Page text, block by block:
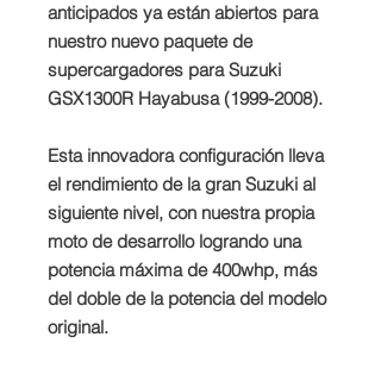
anticipados ya están abiertos para
nuestro nuevo paquete de
supercargadores para Suzuki
GSX1300R Hayabusa (1999-2008).
Esta innovadora configuración lleva
el rendimiento de la gran Suzuki al
siguiente nivel, con nuestra propia
moto de desarrollo logrando una
potencia máxima de 400whp, más
del doble de la potencia del modelo
original.